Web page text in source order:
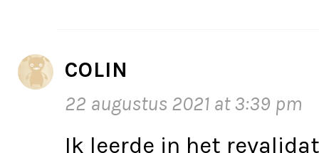
COLIN
22 augustus 2021 at 3:39 pm
Ik leerde in het